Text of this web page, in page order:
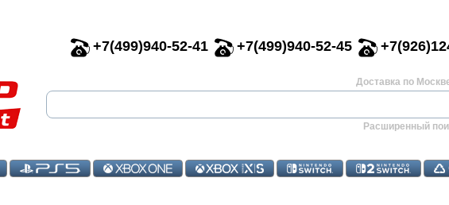
+7(499)940-52-41 +7(499)940-52-45
Доставка по
Расширенный